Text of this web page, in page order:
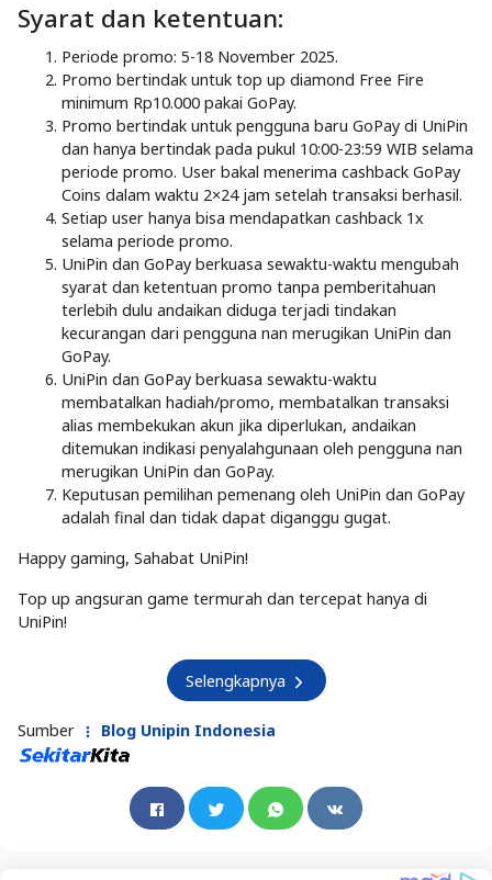
Syarat dan ketentuan:
Periode promo: 5-18 November 2025.
Promo bertindak untuk top up diamond Free Fire
minimum Rp10.000 pakai GoPay.
Promo bertindak untuk pengguna baru GoPay di UniPin
dan hanya bertindak pada pukul 10:00-23:59 WIB selama
periode promo. User bakal menerima cashback GoPay
Coins dalam waktu 2×24 jam setelah transaksi berhasil.
Setiap user hanya bisa mendapatkan cashback 1x
selama periode promo.
UniPin dan GoPay berkuasa sewaktu-waktu mengubah
syarat dan ketentuan promo tanpa pemberitahuan
terlebih dulu andaikan diduga terjadi tindakan
kecurangan dari pengguna nan merugikan UniPin dan
GoPay.
UniPin dan GoPay berkuasa sewaktu-waktu
membatalkan hadiah/promo, membatalkan transaksi
alias membekukan akun jika diperlukan, andaikan
ditemukan indikasi penyalahgunaan oleh pengguna nan
merugikan UniPin dan GoPay.
Keputusan pemilihan pemenang oleh UniPin dan GoPay
adalah final dan tidak dapat diganggu gugat.
Happy gaming, Sahabat UniPin!
Top up angsuran game termurah dan tercepat hanya di
UniPin!
Selengkapnya
Sumber Blog Unipin Indonesia